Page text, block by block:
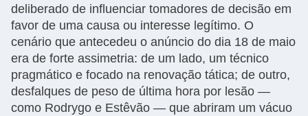
deliberado de influenciar tomadores de decisão em
favor de uma causa ou interesse legítimo. O
cenário que antecedeu o anúncio do dia 18 de maio
era de forte assimetria: de um lado, um técnico
pragmático e focado na renovação tática; de outro,
desfalques de peso de última hora por lesão —
como Rodrygo e Estêvão — que abriram um vácuo